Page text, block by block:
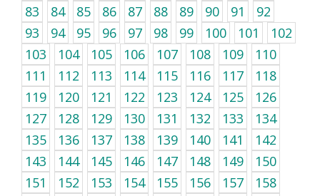
83
84 85 86 87 88 89 90 91
92
93
94 95 96 97 98 99 100 101
102
103
104 105 106 107 108 109
110
111
112 113 114 115 116 117
118
119
120 121 122 123 124 125
126
127
128 129 130 131 132 133
134
135
136 137 138 139 140 141
142
143
144 145 146 147 148 149
150
151
152 153 154 155 156 157
158